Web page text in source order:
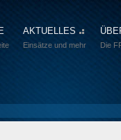
AKTUELLES
Einsätze und mehr Die